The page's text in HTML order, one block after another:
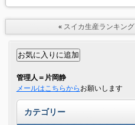
« スイカ生産ランキング
管理人＝片岡静
メールはこちらから お願いします
カテゴリー